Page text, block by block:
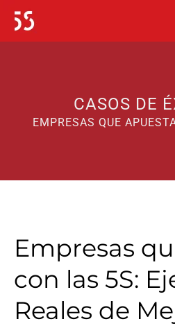
CASOS DE
EMPRESAS QUE
Empresas
con las 5S:
Reales de